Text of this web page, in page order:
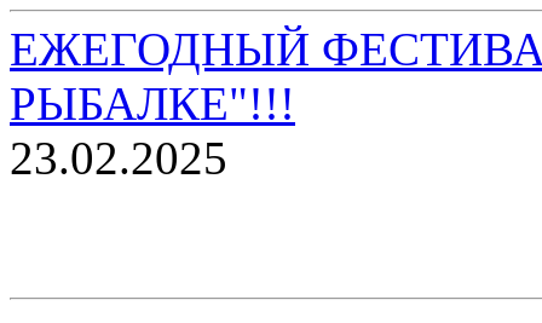
ЕЖЕГОДНЫЙ
РЫБАЛКЕ"!!!
23.02.2025